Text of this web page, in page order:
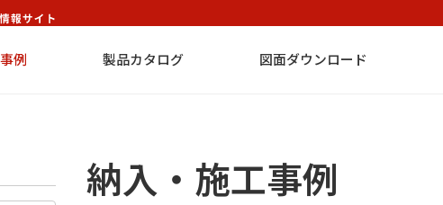
例 製品カタログ 図面ダウンロード
納入・施工事例